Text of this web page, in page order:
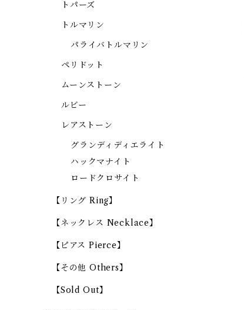
トパーズ
トルマリン
パライバトルマリン
ペリドット
ムーンストーン
ルビー
レアストーン
グランディディエライト
ハックマナイト
ロードクロサイト
【リング Ring】
【ネックレス Necklace】
【ピアス Pierce】
【その他 Others】
【Sold Out】